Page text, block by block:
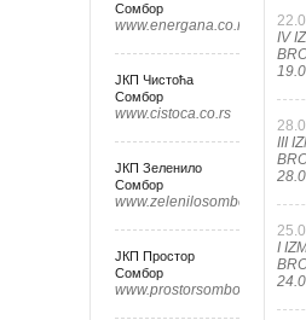
Сомбор
www.energana.co.rs
ЈКП Чистоћа
Сомбор
www.cistoca.co.rs
ЈКП Зеленило
Сомбор
www.zelenilosombor.co.rs
ЈКП Простор
Сомбор
www.prostorsombor.rs
IV
III
I